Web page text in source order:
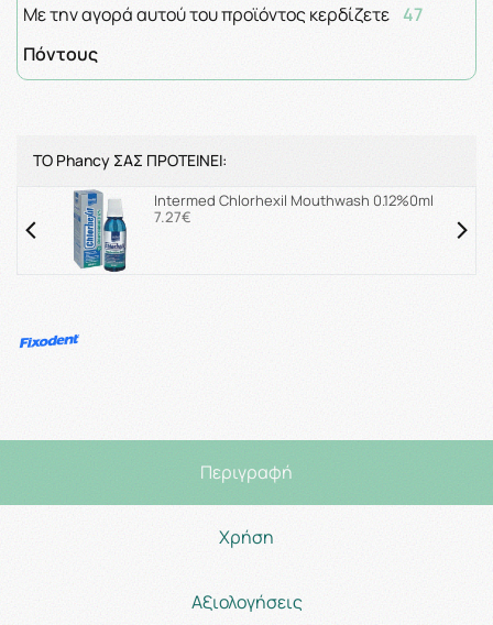
Με την αγορά αυτού του προϊόντος κερδίζετε 47
Πόντους
ΤΟ Phancy ΣΑΣ ΠΡΟΤΕΙΝΕΙ:
Intermed Chlorhexil Mouthwash 0.12%0ml
7.27€
Περιγραφή
Χρήση
Αξιολογήσεις